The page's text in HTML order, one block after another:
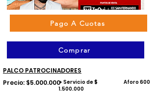
Pago A Cuotas
Comprar
PALCO PATROCINADORES
+ Servicio de $
1.500.000
Precio: $5.000.000 Aforo 600